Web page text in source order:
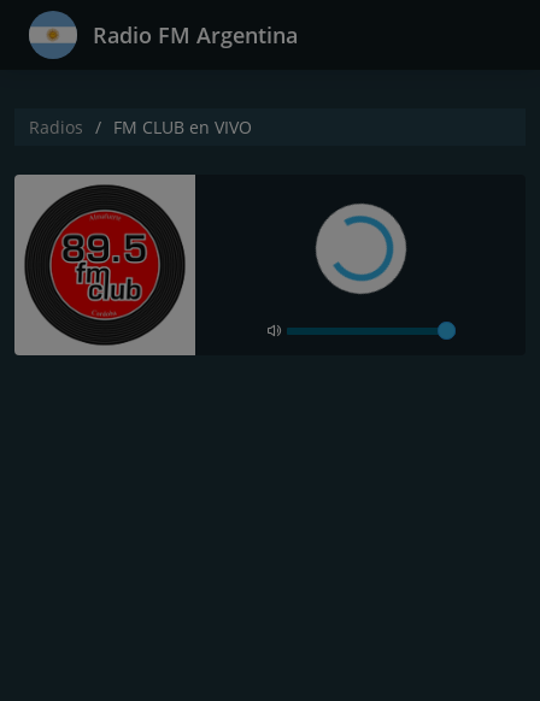
Radio FM Argentina
Radios FM CLUB en VIVO